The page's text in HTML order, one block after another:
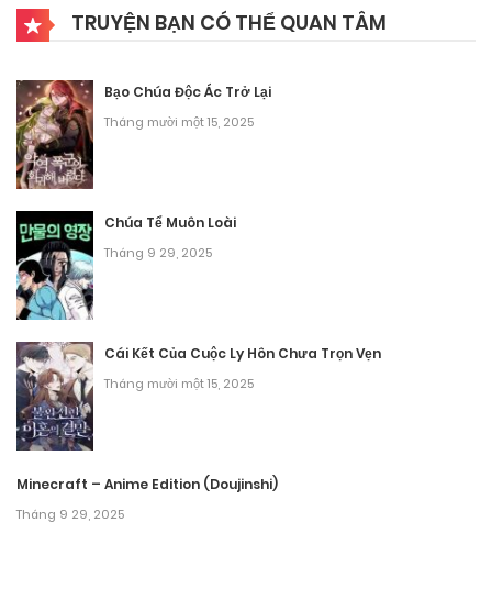
Tháng 8 30, 2025
Chương 107
Tháng 8 30, 2025
Chương 106
Chương 105
Tháng 8 30, 2025
Chương 104
Tháng 8 30, 2025
Chương 103
Tháng 8 30, 2025
Chương 102
TRUYỆN BẠN CÓ THỂ QUAN TÂM
Bạo Chúa Độc Ác Trở Lại
Tháng mười một 15, 2025
Chúa Tể Muôn Loài
Tháng 9 29, 2025
Cái Kết Của Cuộc Ly Hôn Chưa Trọn Vẹn
Tháng mười một 15, 2025
Minecraft – Anime Edition (Doujinshi)
Tháng 9 29, 2025